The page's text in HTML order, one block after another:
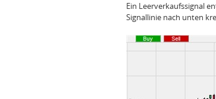
Ein Leerverkaufssignal
Signallinie nach unten